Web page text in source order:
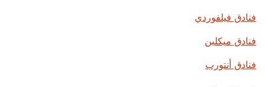
فنادق فيلفوردي
فنادق ميكلين
فنادق أنتورب